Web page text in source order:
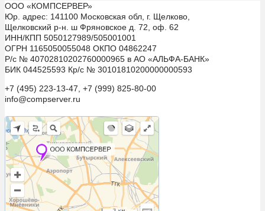
ООО «КОМПСЕРВЕР»
Юр. адрес: 141100 Московская обл, г. Щелково,
Щелковский р-н. ш Фряновское д. 72, оф. 62
ИНН/КПП 5050127989/505001001
ОГРН 1165050055048 ОКПО 04862247
Р/с № 40702810202760000965 в АО «АЛЬФА-БАНК»
БИК 044525593 Кр/с № 30101810200000000593
+7 (495) 223-13-47, +7 (999) 825-80-00
info@compserver.ru